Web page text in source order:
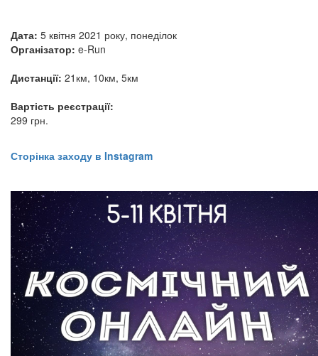
Дата: 5 квітня 2021 року, понеділок
Організатор: e-Run
Дистанції: 21км, 10км, 5км
Вартість реєстрації:
299 грн.
Сторінка заходу в Instagram